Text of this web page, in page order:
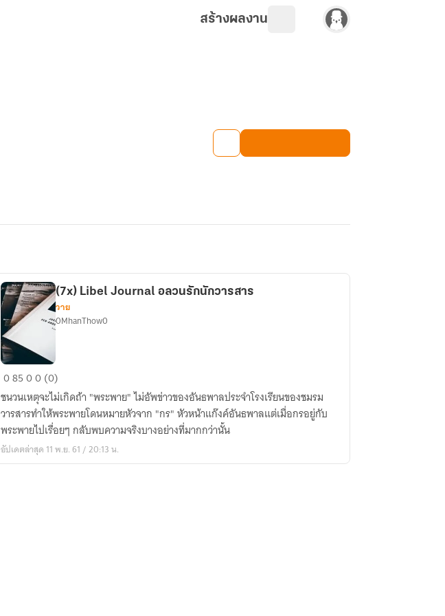
สร้างผลงาน
(7x)
Journal
อลวน
รัก
นัก
(7x) Libel Journal อลวนรักนักวารสาร
วาย
0MhanThow0
08500 (0)
ชนวนเหตุจะไม่เกิดถ้า "พระพาย" ไม่อัพข่าวของอันธพาลประจำโรงเรียนของชมรม
วารสารทำให้พระพายโดนหมายหัวจาก "กร" หัวหน้าแก๊งค์อันธพาลแต่เมื่อกรอยู่กับ
พระพายไปเรื่อยๆ กลับพบความจริงบางอย่างที่มากกว่านั้น
อัปเดตล่าสุด 11 พ.ย. 61 / 20:13 น.